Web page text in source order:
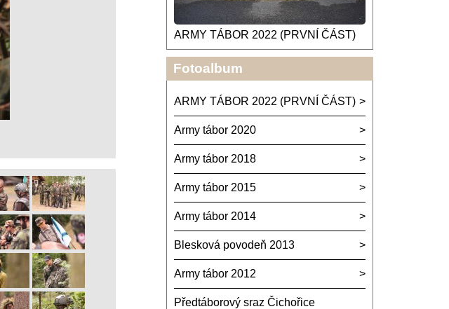
ARMY TÁBOR 2022 (PRVNÍ ČÁST)
Fotoalbum
ARMY TÁBOR 2022 (PRVNÍ ČÁST)
Army tábor 2020
Army tábor 2018
Army tábor 2015
Army tábor 2014
Blesková povodeň 2013
Army tábor 2012
Předtáborový sraz Čichořice